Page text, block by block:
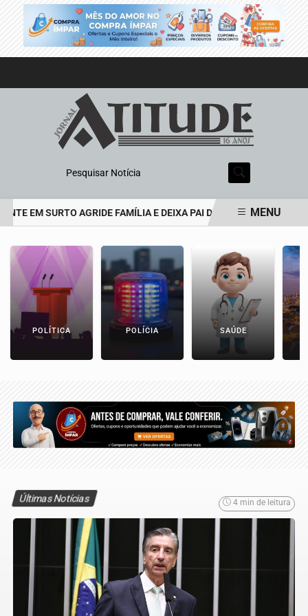
Pesquisar Notícia
EM SURTO AGRIDE FAMÍLIA E DEIXA PAI DE 69 ANOS EM ESTADO
MENU
POLÍTICA POLÍCIA SAÚDE
Últimas Notícias 4 min de leitura